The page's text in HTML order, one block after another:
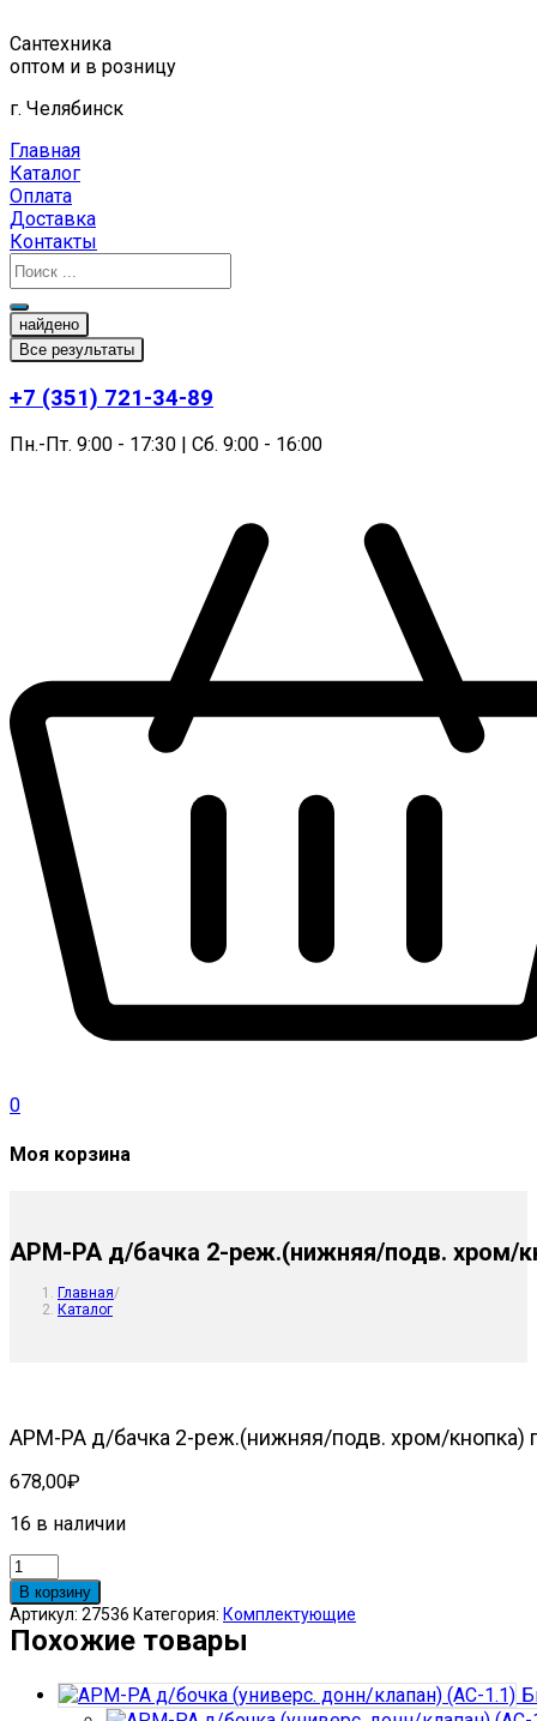
к
содержимому
Сантехника
оптом и в розницу
г. Челябинск
Главная
Каталог
Оплата
Доставка
Контакты
найдено
Все результаты
+7 (351) 721-34-89
Пн.-Пт. 9:00 - 17:30 | Сб. 9:00 - 16:00
0
Моя корзина
АРМ-РА д/бачка 2-реж.(нижняя/подв. хром/
Главная/
Каталог
АРМ-РА д/бачка 2-реж.(нижняя/подв. хром/кнопка)
678,00₽
16 в наличии
Количество
товара
АРМ-
РА
д/
бачка
В корзину
Артикул: 27536 Категория: Комплектующие
Похожие товары